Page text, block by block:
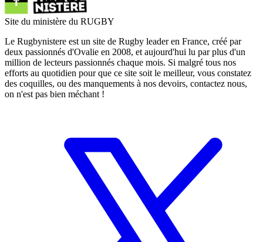
Site du ministère du RUGBY
Le Rugbynistere est un site de Rugby leader en France, créé par
deux passionnés d'Ovalie en 2008, et aujourd'hui lu par plus d'un
million de lecteurs passionnés chaque mois. Si malgré tous nos
efforts au quotidien pour que ce site soit le meilleur, vous constatez
des coquilles, ou des manquements à nos devoirs, contactez nous,
on n'est pas bien méchant !